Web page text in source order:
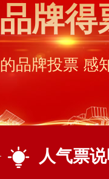
牌得
品牌投票 感
人气票